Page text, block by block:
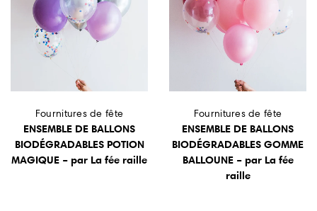
Fournitures de fête
ENSEMBLE DE BALLONS
BIODÉGRADABLES POTION
MAGIQUE – par La fée raille
Fournitures de fête
ENSEMBLE DE BALLONS
BIODÉGRADABLES GOMME
BALLOUNE – par La fée
raille